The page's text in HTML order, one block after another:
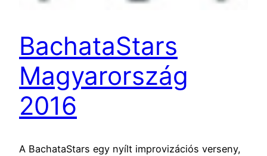
BachataStars
Magyarország
2016
A BachataStars egy nyílt improvizációs verseny,